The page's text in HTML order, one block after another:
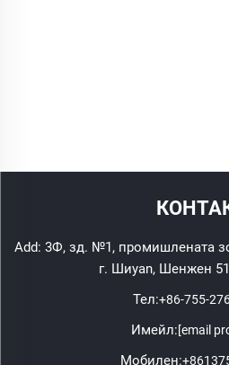
Add: 3Ф, зд. №1, промишлената
г. Шиyan, Шенжен
Тел:+86-755-
Имейл:[email
Мобилен: